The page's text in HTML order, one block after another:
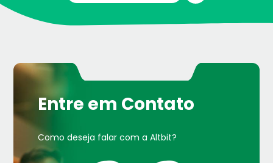
Entre em Contato
Como deseja falar com a Altbit?